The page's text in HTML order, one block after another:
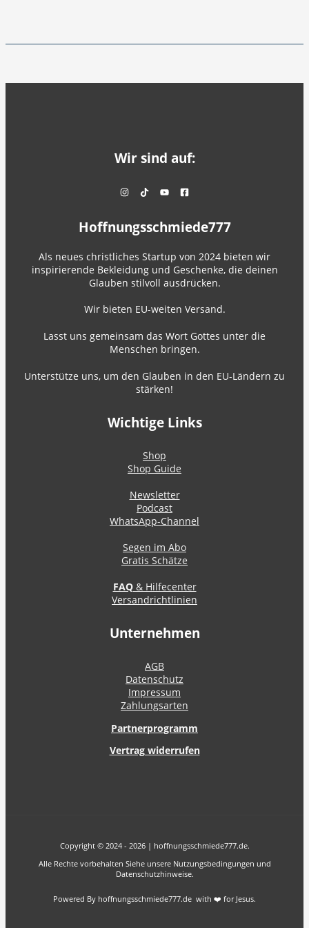
Wir sind auf:
Hoffnungsschmiede777
Als neues christliches Startup von 2024 bieten wir
inspirierende Bekleidung und Geschenke, die deinen
Glauben stilvoll ausdrücken.
Wir bieten EU-weiten Versand.
Lasst uns gemeinsam das Wort Gottes unter die
Menschen bringen.
Unterstütze uns, um den Glauben in den EU-Ländern zu
stärken!
Wichtige Links
Shop
Shop Guide
Newsletter
Podcast
WhatsApp-Channel
Segen im Abo
Gratis Schätze
FAQ& Hilfecenter
Versandrichtlinien
Unternehmen
AGB
Datenschutz
Impressum
Zahlungsarten
Partnerprogramm
Vertrag widerrufen
Copyright © 2024 - 2026 | hoffnungsschmiede777.de.
Alle Rechte vorbehalten Siehe unsere Nutzungsbedingungen und
Datenschutzhinweise.
Powered By hoffnungsschmiede777.de with ❤️ for Jesus.